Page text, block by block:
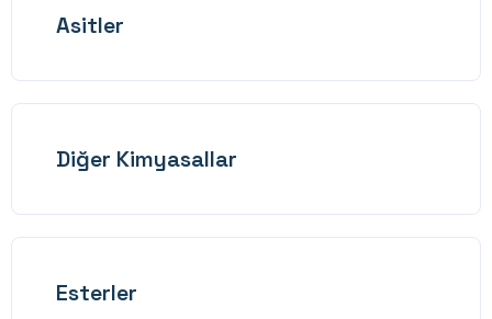
Asitler
Diğer Kimyasallar
Esterler